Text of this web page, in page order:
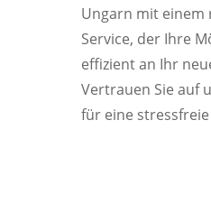
Ungarn mit einem
Service, der Ihre
effizient an Ihr
Vertrauen Sie auf
für eine